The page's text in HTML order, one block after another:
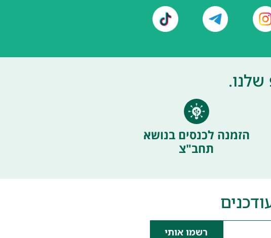
הזמנה לכנסים בנושא
תחב"צ
רשמו אותי